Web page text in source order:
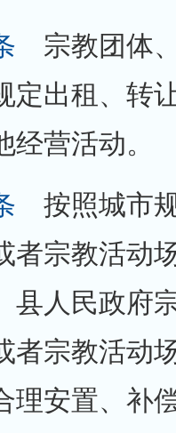
宗教团体
定出租、转
经营活动。
按照城市
者宗教活动
县人民政府
者宗教活动
理安置、补